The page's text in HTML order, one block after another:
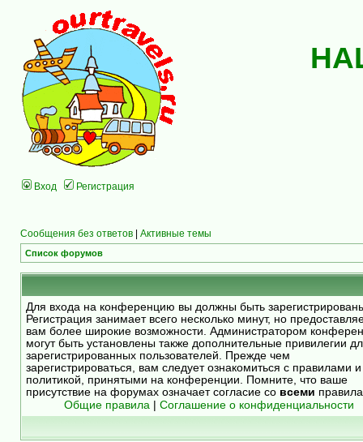
Вход Регистрация
Сообщения без ответов | Активные темы
Список форумов
Для входа на конференцию вы должны быть
Регистрация занимает всего несколько минут, но
вам более широкие возможности. Администратором
могут быть установлены также дополнительные привилегии
зарегистрированных пользователей. Прежде чем
зарегистрироваться, вам следует ознакомиться с правилами и
политикой, принятыми на конференции. Помните, что ваше
присутствие на форумах означает согласие со всеми
Общие правила
Соглашение о конфиденциальности